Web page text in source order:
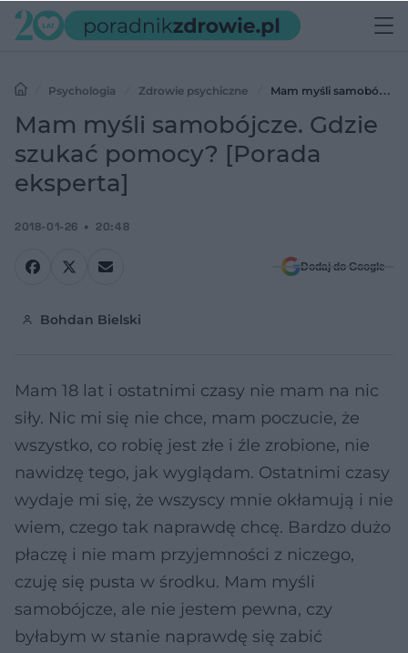
Psychologia Zdrowie psychiczne
Mam myśli samobójcze.
Gdzie szukać pomocy? [Porada eksperta]
Mam myśli samobójcze. Gdzie
szukać pomocy? [Porada
eksperta]
2018-01-26 20:48
Dodaj do Google
Bohdan Bielski
Mam 18 lat i ostatnimi czasy nie mam na nic
siły. Nic mi się nie chce, mam poczucie, że
wszystko, co robię jest złe i źle zrobione, nie
nawidzę tego, jak wyglądam. Ostatnimi czasy
wydaje mi się, że wszyscy mnie okłamują i nie
wiem, czego tak naprawdę chcę. Bardzo dużo
płaczę i nie mam przyjemności z niczego,
czuję się pusta w środku. Mam myśli
samobójcze, ale nie jestem pewna, czy
byłabym w stanie naprawdę się zabić